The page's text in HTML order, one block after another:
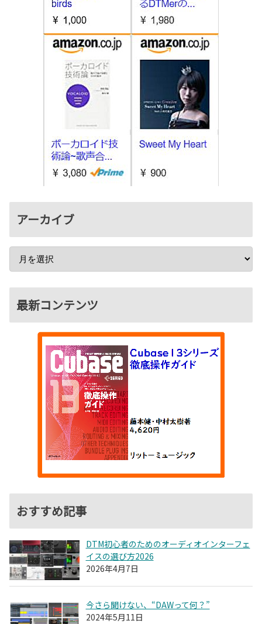
アーカイブ
最新コンテンツ
おすすめ記事
DTM初心者のためのオーディオインターフェ
イスの選び方2026
2026年4月7日
今さら聞けない、“DAWって何？”
2024年5月11日